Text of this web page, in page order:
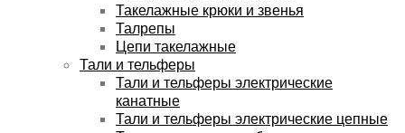
Такелажные крюки и звенья
Талрепы
Цепи такелажные
Тали и тельферы
Тали и тельферы электрические
канатные
Тали и тельферы электрические цепные